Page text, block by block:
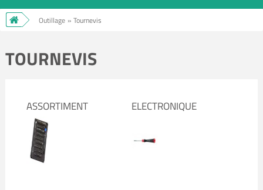
Outillage » Tournevis
TOURNEVIS
ASSORTIMENT ELECTRONIQUE